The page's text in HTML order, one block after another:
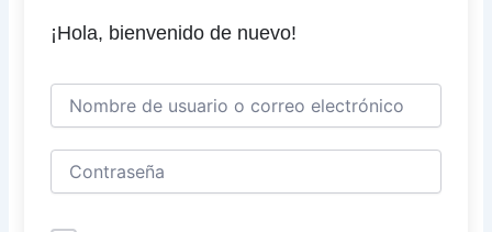
¡Hola, bienvenido de nuevo!